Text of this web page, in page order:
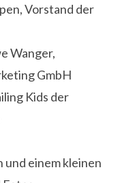
Vorstand der
Wanger,
GmbH
Kids der
und einem kleinen